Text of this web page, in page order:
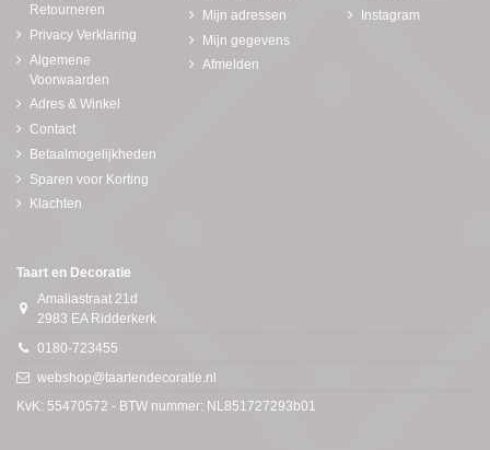
Retourneren
Privacy Verklaring
Algemene
Voorwaarden
Adres & Winkel
Contact
Betaalmogelijkheden
Sparen voor Korting
Klachten
Mijn adressen
Mijn gegevens
Afmelden
Instagram
Taart en Decoratie
Amaliastraat 21d
2983 EA Ridderkerk
0180-723455
webshop@taartendecoratie.nl
KvK: 55470572 - BTW nummer: NL851727293b01